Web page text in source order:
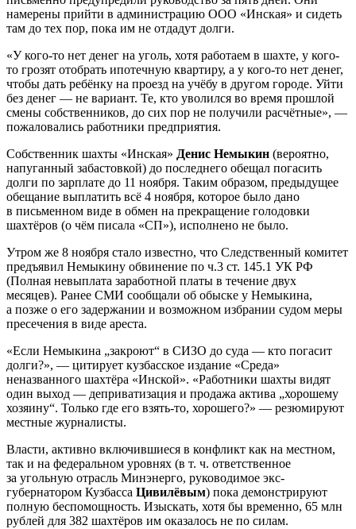
намерены прийти в администрацию ООО «Инская» и сидеть
там до тех пор, пока им не отдадут долги.
«У кого-то нет денег на уголь, хотя работаем в шахте, у кого-
то грозят отобрать ипотечную квартиру, а у кого-то нет денег,
чтобы дать ребёнку на проезд на учёбу в другом городе. Уйти
без денег — не вариант. Те, кто уволился во время прошлой
смены собственников, до сих пор не получили расчётные», —
пожаловались работники предприятия.
Собственник шахты «Инская» Денис Немыкин (вероятно,
напуганный забастовкой) до последнего обещал погасить
долги по зарплате до 11 ноября. Таким образом, предыдущее
обещание выплатить всё 4 ноября, которое было дано
в письменном виде в обмен на прекращение голодовки
шахтёров (о чём писала «СП»), исполнено не было.
Утром же 8 ноября стало известно, что Следственный комитет
предъявил Немыкину обвинение по ч.3 ст. 145.1 УК РФ
(Полная невыплата заработной платы в течение двух
месяцев). Ранее СМИ сообщали об обыске у Немыкина,
а позже о его задержании и возможном избрании судом меры
пресечения в виде ареста.
«Если Немыкина „закроют“ в СИЗО до суда — кто погасит
долги?», — цитирует кузбасское издание «Среда»
неназванного шахтёра «Инской». «Работники шахты видят
один выход — деприватизация и продажа актива „хорошему
хозяину“. Только где его взять-то, хорошего?» — резюмируют
местные журналисты.
Власти, активно включившиеся в конфликт как на местном,
так и на федеральном уровнях (в т. ч. ответственное
за угольную отрасль Минэнерго, руководимое экс-
губернатором Кузбасса Цивилёвым) пока демонстрируют
полную беспомощность. Изыскать, хотя бы временно, 65 млн
рублей для 382 шахтёров им оказалось не по силам.